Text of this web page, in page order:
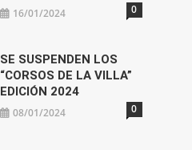
16/01/2024 0
SE SUSPENDEN LOS
“CORSOS DE LA VILLA”
EDICIÓN 2024
08/01/2024 0